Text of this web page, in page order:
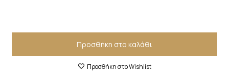
Προσθήκη στο καλάθι
Προσθήκη στο Wishlist